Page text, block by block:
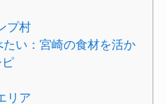
プ村
い：宮崎の食材を活か
リア